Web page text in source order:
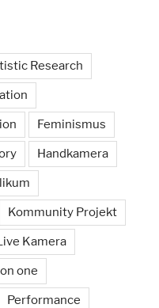
Research
Feminismus
Handkamera
Kommunity Projekt
Kamera
one
Performance